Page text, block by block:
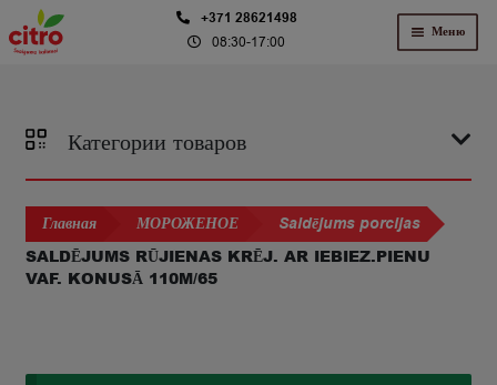
Перейти
Перейти
+371 28621498
08:30-17:00
Меню
Категории товаров
Главная МОРОЖЕНОЕ
Saldējums porcijas
SALDĒJUMS RŪJIENAS KRĒJ. AR IEBIEZ.PIENU
VAF. KONUSĀ 110M/65